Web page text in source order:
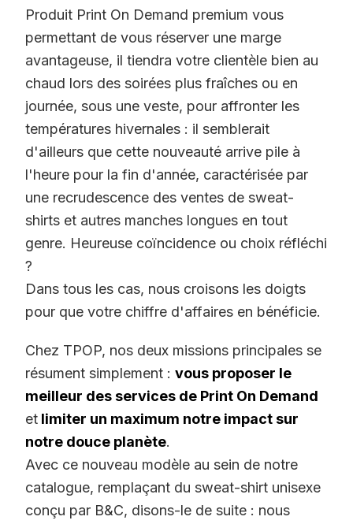
Produit Print On Demand premium vous
permettant de vous réserver une marge
avantageuse, il tiendra votre clientèle bien au
chaud lors des soirées plus fraîches ou en
journée, sous une veste, pour affronter les
températures hivernales : il semblerait
d'ailleurs que cette nouveauté arrive pile à
l'heure pour la fin d'année, caractérisée par
une recrudescence des ventes de sweat-
shirts et autres manches longues en tout
genre. Heureuse coïncidence ou choix réfléchi
?
Dans tous les cas, nous croisons les doigts
pour que votre chiffre d'affaires en bénéficie.
Chez TPOP, nos deux missions principales se
résument simplement : vous proposer le
meilleur des services de Print On Demand
et limiter un maximum notre impact sur
notre douce planète.
Avec ce nouveau modèle au sein de notre
catalogue, remplaçant du sweat-shirt unisexe
conçu par B&C, disons-le de suite : nous